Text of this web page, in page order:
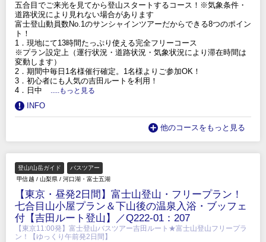
五合目でご来光を見てから登山スタートするコース！※気象条件・
道路状況により見れない場合があります
富士登山動員数No.1のサンシャインツアーだからできる8つのポイン
ト！
1．現地にて13時間たっぷり使える完全フリーコース
※プラン設定上（運行状況・道路状況・気象状況により滞在時間は
変動します）
2．期間中毎日1名様催行確定。1名様よりご参加OK！
3．初心者にも人気の吉田ルートを利用！
4．日中
.....もっと見る
INFO
他のコースをもっと見る
登山/山岳ガイド
バスツアー
甲信越 / 山梨県 / 河口湖・富士五湖
【東京・昼発2日間】富士山登山・フリープラン！
七合目山小屋プラン＆下山後の温泉入浴・ブッフェ
付【吉田ルート登山】／Q222-01：207
【東京11:00発】富士登山バスツアー吉田ルート★富士山登山フリープラ
ン！【ゆっくり午前発2日間】